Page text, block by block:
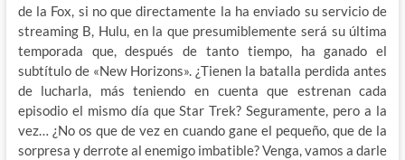
de la Fox, si no que directamente la ha enviado su servicio de
streaming B, Hulu, en la que presumiblemente será su última
temporada que, después de tanto tiempo, ha ganado el
subtítulo de «New Horizons». ¿Tienen la batalla perdida antes
de lucharla, más teniendo en cuenta que estrenan cada
episodio el mismo día que Star Trek? Seguramente, pero a la
vez… ¿No os que de vez en cuando gane el pequeño, que de la
sorpresa y derrote al enemigo imbatible? Venga, vamos a darle